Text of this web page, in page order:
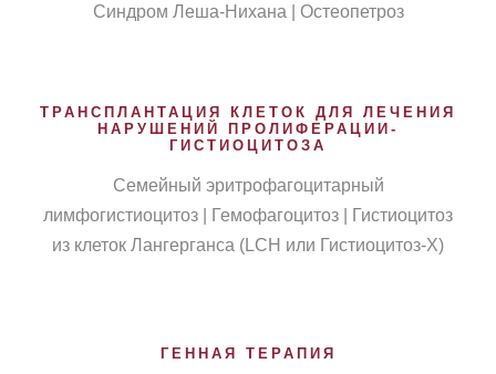
Синдром Леша-Нихана | Остеопетроз
ТРАНСПЛАНТАЦИЯ КЛЕТОК ДЛЯ ЛЕЧЕНИЯ
НАРУШЕНИЙ ПРОЛИФЕРАЦИИ-
ГИСТИОЦИТОЗА
Семейный эритрофагоцитарный
лимфогистиоцитоз | Гемофагоцитоз | Гистиоцитоз
из клеток Лангерганса (LCH или Гистиоцитоз-X)
ГЕННАЯ ТЕРАПИЯ